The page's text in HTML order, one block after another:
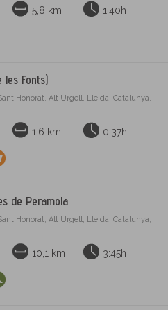
5,8 km 1:40h
les Fonts)
Honorat, Alt Urgell, Lleida, Catalunya,
1,6 km 0:37h
de Peramola
Honorat, Alt Urgell, Lleida, Catalunya,
10,1 km 3:45h